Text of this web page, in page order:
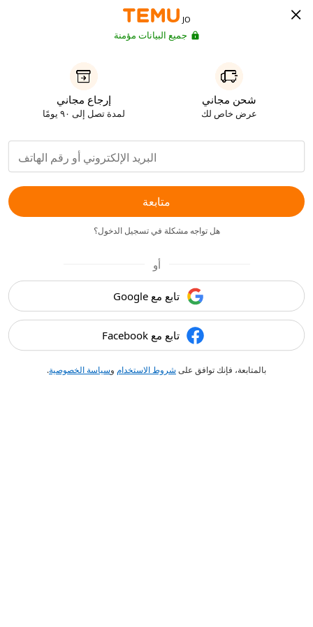
JO
جميع البيانات مؤمنة
شحن مجاني
عرض خاص لك
إرجاع مجاني
لمدة تصل إلى ٩٠ يومًا
متابعة
هل تواجه مشكلة في تسجيل الدخول؟
أو
تابع مع Google
تابع مع Facebook
بالمتابعة، فإنك توافق على شروط الاستخدام وسياسة الخصوصية.